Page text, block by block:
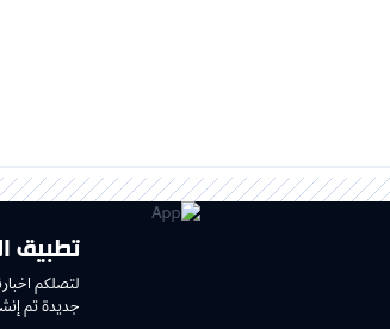
تطبيق
لتصلكم
جديدة تم